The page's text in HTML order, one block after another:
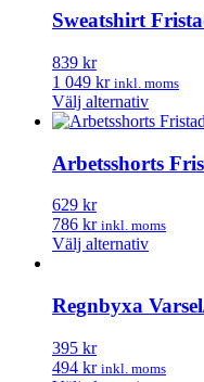
har
olika
kan
väljas
på
Sweatshirt
839 kr
1 049 kr inkl. moms
Välj alternativDen
här
har
flera
olika
väljas
på
Arbetsshorts
629 kr
786 kr inkl. moms
Välj alternativDen
har
flera
Regnbyxa
395 kr
494 kr inkl. moms